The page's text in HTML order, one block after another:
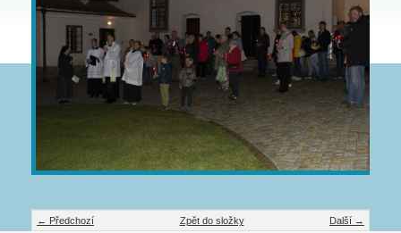
← Předchozí Další →
Zpět do složky